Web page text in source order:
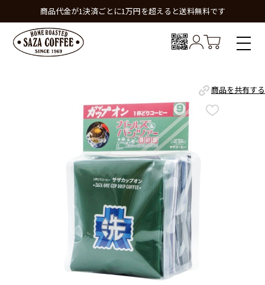
商品代金が1決済ごとに1万円を超えると送料無料です
商品を共有する